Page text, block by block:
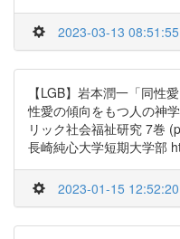
2023-03-13 08:51:55
【LGB】岩本潤一「同性
性愛の傾向をもつ人の神
リック社会福祉研究 7巻
長崎純心大学短期大学部
2023-01-15 12:52:20